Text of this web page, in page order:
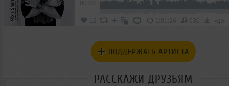
12 1:01:26 630 </>
ПОДДЕРЖАТЬ АРТИСТА
РАССКАЖИ ДРУЗЬЯМ